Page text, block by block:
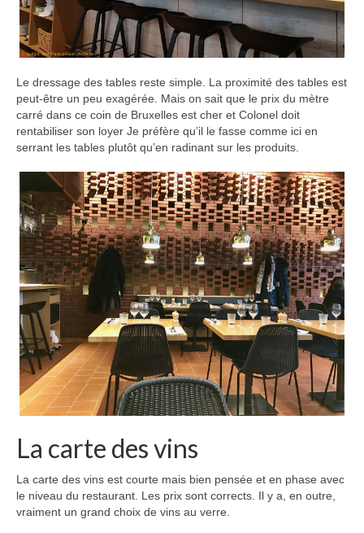
Le dressage des tables reste simple. La proximité des tables est
peut-être un peu exagérée. Mais on sait que le prix du mètre
carré dans ce coin de Bruxelles est cher et Colonel doit
rentabiliser son loyer Je préfère qu’il le fasse comme ici en
serrant les tables plutôt qu’en radinant sur les produits.
La carte des vins
La carte des vins est courte mais bien pensée et en phase avec
le niveau du restaurant. Les prix sont corrects. Il y a, en outre,
vraiment un grand choix de vins au verre.